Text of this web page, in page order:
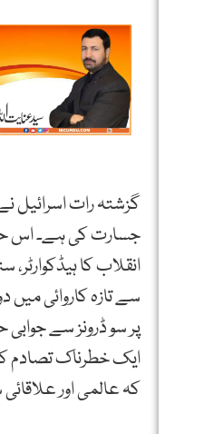
گزشتہ رات
جسارت کی ہے۔ اس
انقلاب کا
سے تازہ کاروائی
پر سو ڈرونز سے
ایک خطرناک تصادم
کہ عالمی اور